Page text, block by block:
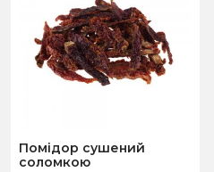
Помідор сушений
соломкою